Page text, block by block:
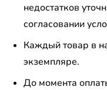
недостатков
согласовании
Каждый товар в
экземпляре.
До момента